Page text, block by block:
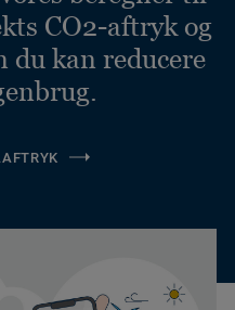
CO2-aftryk og
du kan reducere